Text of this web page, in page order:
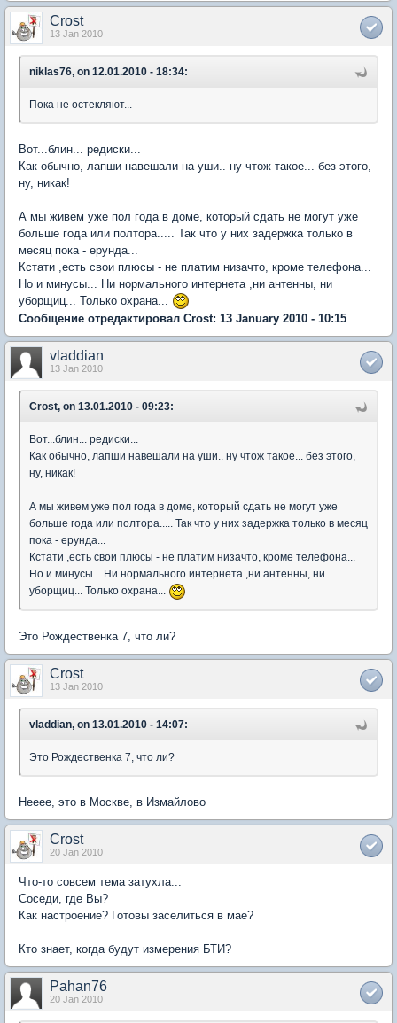
Crost
13 Jan 2010
niklas76, on 12.01.2010 - 18:34:
Пока не остекляют...
Вот...блин... редиски...
Как обычно, лапши навешали на уши.. ну чтож такое... без этого,
ну, никак!
А мы живем уже пол года в доме, который сдать не могут уже
больше года или полтора..... Так что у них задержка только в
месяц пока - ерунда...
Кстати ,есть свои плюсы - не платим низачто, кроме телефона...
Но и минусы... Ни нормального интернета ,ни антенны, ни
уборщиц... Только охрана...
Сообщение отредактировал Crost: 13 January 2010 - 10:15
vladdian
13 Jan 2010
Crost, on 13.01.2010 - 09:23:
Вот...блин... редиски...
Как обычно, лапши навешали на уши.. ну чтож такое... без этого,
ну, никак!
А мы живем уже пол года в доме, который сдать не могут уже
больше года или полтора..... Так что у них задержка только в месяц
пока - ерунда...
Кстати ,есть свои плюсы - не платим низачто, кроме телефона...
Но и минусы... Ни нормального интернета ,ни антенны, ни
уборщиц... Только охрана...
Это Рождественка 7, что ли?
Crost
13 Jan 2010
vladdian, on 13.01.2010 - 14:07:
Это Рождественка 7, что ли?
Нееее, это в Москве, в Измайлово
Crost
20 Jan 2010
Что-то совсем тема затухла...
Соседи, где Вы?
Как настроение? Готовы заселиться в мае?
Кто знает, когда будут измерения БТИ?
Pahan76
20 Jan 2010